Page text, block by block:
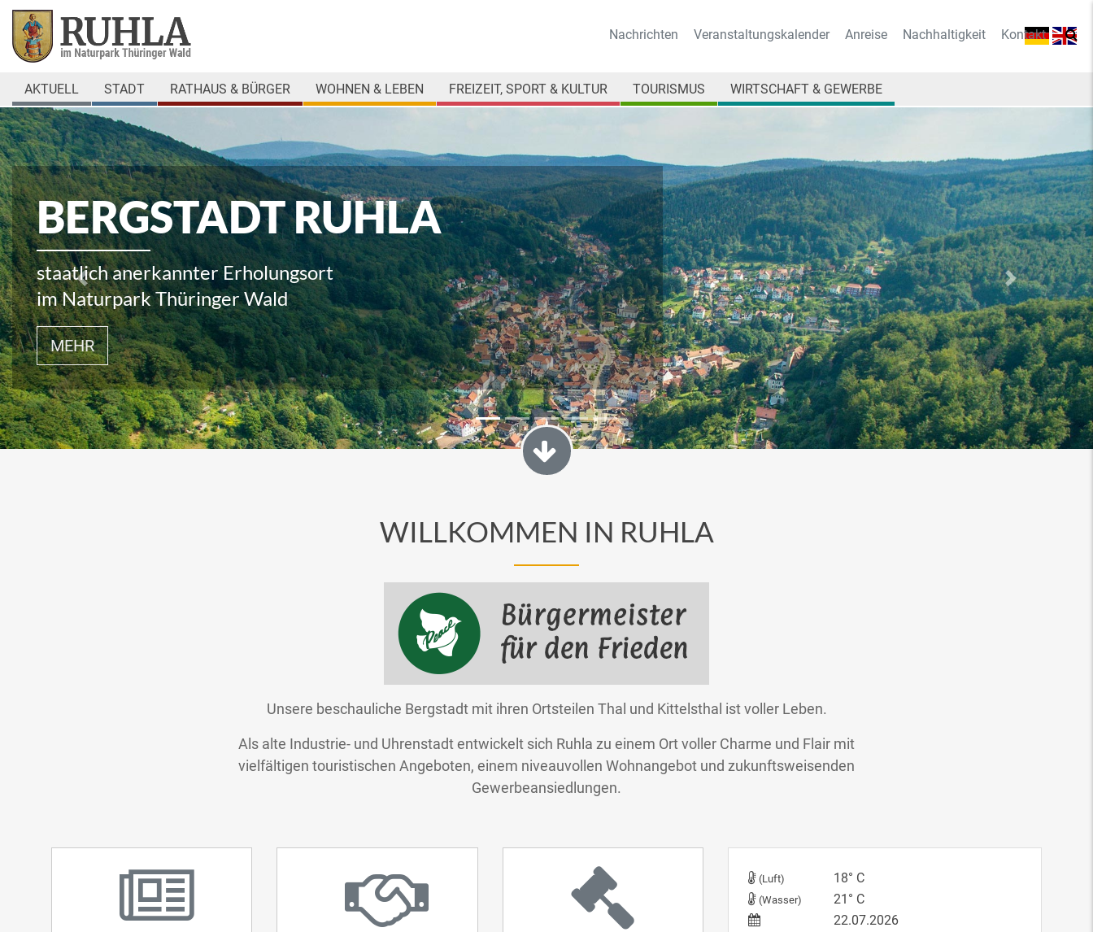
Nachrichten Veranstaltungskalender Anreise Nachhaltigkeit Kontakt
AKTUELL STADT RATHAUS & BÜRGER WOHNEN & LEBEN FREIZEIT, SPORT & KULTUR TOURISMUS WIRTSCHAFT & GEWERBE
BERGSTADT RUHLA
staatlich anerkannter Erholungsort
im Naturpark Thüringer Wald
MEHR
Rückwärts Vorwärts
WILLKOMMEN IN RUHLA
Unsere beschauliche Bergstadt mit ihren Ortsteilen Thal und Kittelsthal ist voller Leben.
Als alte Industrie- und Uhrenstadt entwickelt sich Ruhla zu einem Ort voller Charme und Flair mit
vielfältigen touristischen Angeboten, einem niveauvollen Wohnangebot und zukunftsweisenden
Gewerbeansiedlungen.
(Luft) 18° C
(Wasser)
21° C
22.07.2026